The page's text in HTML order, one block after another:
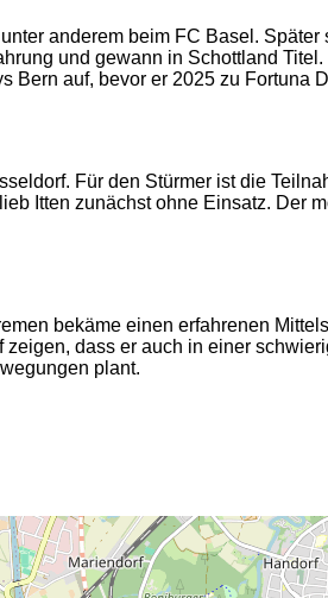
anderem beim FC Basel. Später
und gewann in Schottland
Bern auf, bevor er 2025 zu Fortuna
Für den Stürmer ist die
Itten zunächst ohne Einsatz. Der
bekäme einen erfahrenen
dass er auch in einer
plant.